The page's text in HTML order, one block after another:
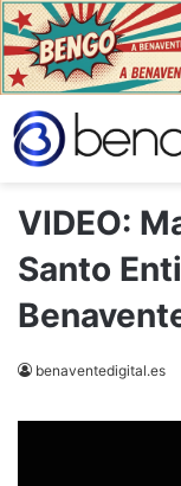
VIDEO:
Santo
benaventedigital.es